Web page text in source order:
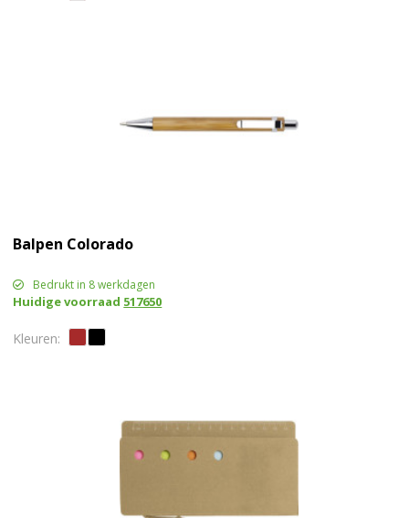
Balpen Colorado
Bedrukt in 8 werkdagen
Huidige voorraad 517650